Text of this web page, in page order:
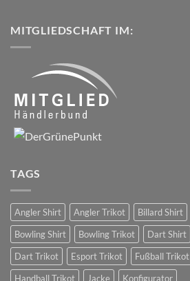
MITGLIEDSCHAFT IM:
TAGS
Angler Shirt Angler Trikot Billard Shirt
Bowling Shirt
Bowling Trikot Dart Shirt
Dart Trikot
Esport Trikot Fußball Trikot
Handball Trikot
Jacke Konfigurator